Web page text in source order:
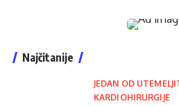
Najčitanije
JEDAN OD
KARDIOHIRURGIJE